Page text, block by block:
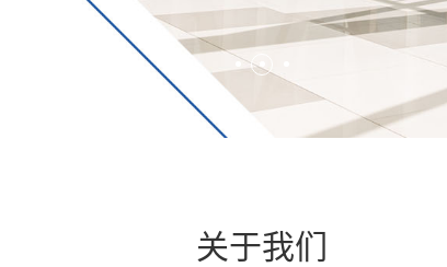
关于我们